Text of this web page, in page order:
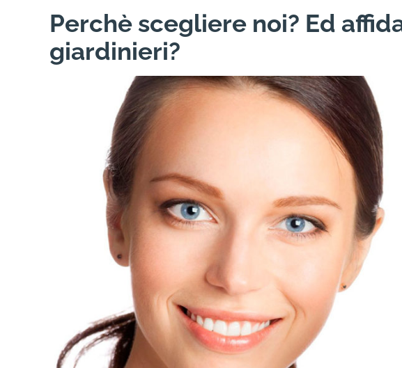
Perchè scegliere noi? Ed
giardinieri?